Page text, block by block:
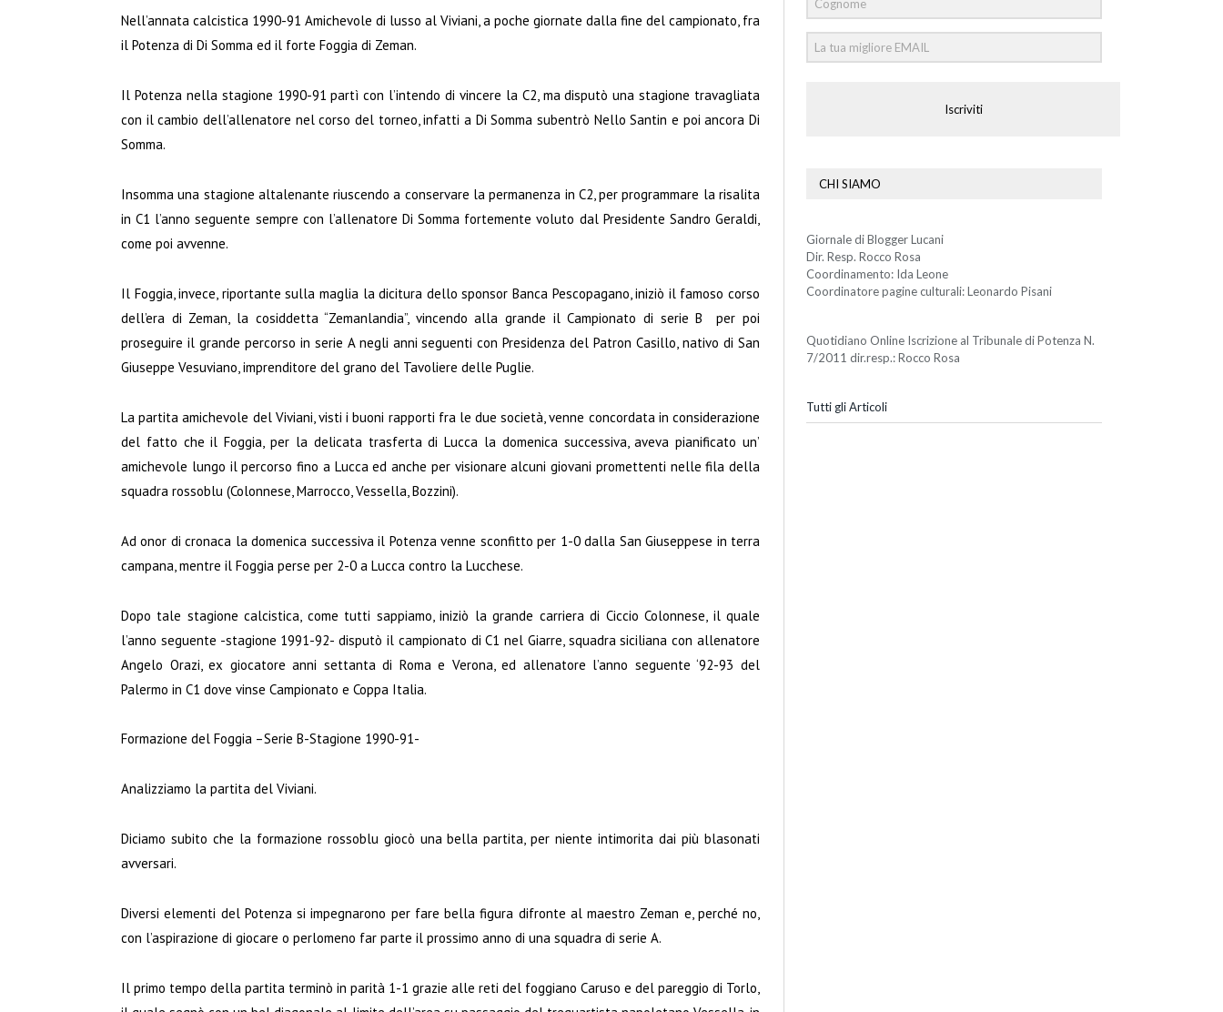
Nell’annata calcistica 1990-91 Amichevole di lusso al Viviani, a poche giornate dalla fine del campionato, fra
il Potenza di Di Somma ed il forte Foggia di Zeman.
Il Potenza nella stagione 1990-91 partì con l’intendo di vincere la C2, ma disputò una stagione travagliata
con il cambio dell’allenatore nel corso del torneo, infatti a Di Somma subentrò Nello Santin e poi ancora Di
Somma.
Insomma una stagione altalenante riuscendo a conservare la permanenza in C2, per programmare la risalita
in C1 l’anno seguente sempre con l’allenatore Di Somma fortemente voluto dal Presidente Sandro Geraldi,
come poi avvenne.
Il Foggia, invece, riportante sulla maglia la dicitura dello sponsor Banca Pescopagano, iniziò il famoso corso
dell’era di Zeman, la cosiddetta “Zemanlandia”, vincendo alla grande il Campionato di serie B per poi
proseguire il grande percorso in serie A negli anni seguenti con Presidenza del Patron Casillo, nativo di San
Giuseppe Vesuviano, imprenditore del grano del Tavoliere delle Puglie.
La partita amichevole del Viviani, visti i buoni rapporti fra le due società, venne concordata in considerazione
del fatto che il Foggia, per la delicata trasferta di Lucca la domenica successiva, aveva pianificato un’
amichevole lungo il percorso fino a Lucca ed anche per visionare alcuni giovani promettenti nelle fila della
squadra rossoblu (Colonnese, Marrocco, Vessella, Bozzini).
Ad onor di cronaca la domenica successiva il Potenza venne sconfitto per 1-0 dalla San Giuseppese in terra
campana, mentre il Foggia perse per 2-0 a Lucca contro la Lucchese.
Dopo tale stagione calcistica, come tutti sappiamo, iniziò la grande carriera di Ciccio Colonnese, il quale
l’anno seguente -stagione 1991-92- disputò il campionato di C1 nel Giarre, squadra siciliana con allenatore
Angelo Orazi, ex giocatore anni settanta di Roma e Verona, ed allenatore l’anno seguente ‘92-93 del
Palermo in C1 dove vinse Campionato e Coppa Italia.
Formazione del Foggia –Serie B-Stagione 1990-91-
Analizziamo la partita del Viviani.
Diciamo subito che la formazione rossoblu giocò una bella partita, per niente intimorita dai più blasonati
avversari.
Diversi elementi del Potenza si impegnarono per fare bella figura difronte al maestro Zeman e, perché no,
con l’aspirazione di giocare o perlomeno far parte il prossimo anno di una squadra di serie A.
Il primo tempo della partita terminò in parità 1-1 grazie alle reti del foggiano Caruso e del pareggio di Torlo,
Iscriviti
CHI SIAMO
Giornale di Blogger Lucani
Dir. Resp. Rocco Rosa
Coordinamento: Ida Leone
Coordinatore pagine culturali: Leonardo Pisani
Quotidiano Online Iscrizione al Tribunale di Potenza N.
7/2011 dir.resp.: Rocco Rosa
Tutti gli Articoli